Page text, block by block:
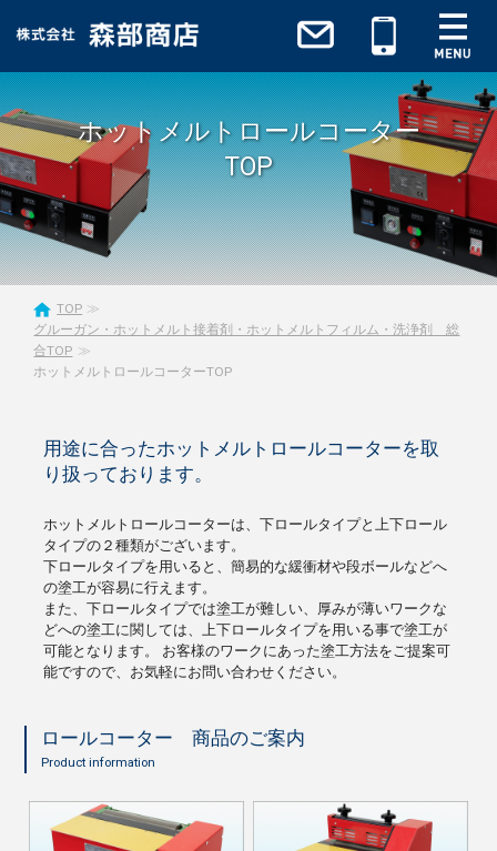
ホットメルトロールコーター
TOP
TOP
グルーガン・ホットメルト接着剤・ホットメルトフィルム・洗浄剤 総
合TOP
ホットメルトロールコーターTOP
用途に合ったホットメルトロールコーターを取
り扱っております。
ホットメルトロールコーターは、下ロールタイプと上下ロール
タイプの２種類がございます。
下ロールタイプを用いると、簡易的な緩衝材や段ボールなどへ
の塗工が容易に行えます。
また、下ロールタイプでは塗工が難しい、厚みが薄いワークな
どへの塗工に関しては、上下ロールタイプを用いる事で塗工が
可能となります。 お客様のワークにあった塗工方法をご提案可
能ですので、お気軽にお問い合わせください。
ロールコーター 商品のご案内
Product information